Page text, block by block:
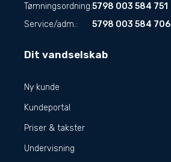
Tømningsordning:5798 003 584 751
Service/adm.:
5798 003 584 706
Dit vandselskab
Ny kunde
Kundeportal
Priser & takster
Undervisning